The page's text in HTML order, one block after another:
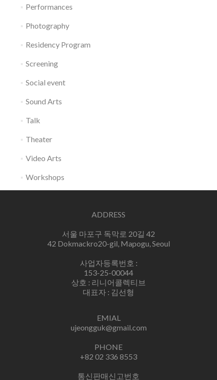
Performances
Photography
Residency Program
Screening
Social event
Sound Arts
Talk
Theater
Video Arts
Workshops
ADDRESS
서울 마포구 독막로 20길 42
42 Dokmackro20-gil, Mapogu, Seoul
사업자등록번호 :
153-25-00044
상호 : 리니어콜렉티브
대표자 : 김선형
EMIAL
ujeongguk@gmail.com
PHONE
+82 02 336 8553
통신판매신고번호